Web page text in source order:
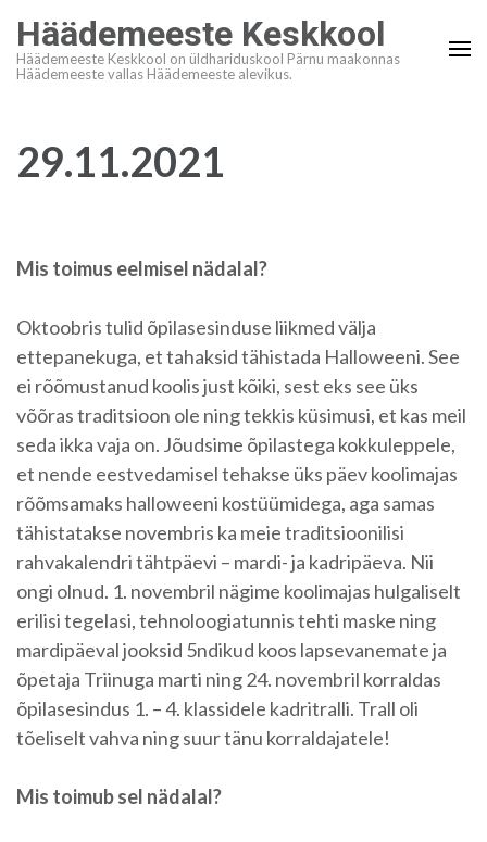
content
Häädemeeste Keskkool
Häädemeeste Keskkool on üldhariduskool Pärnu maakonnas
Häädemeeste vallas Häädemeeste alevikus.
29.11.2021
Mis toimus eelmisel nädalal?
Oktoobris tulid õpilasesinduse liikmed välja
ettepanekuga, et tahaksid tähistada Halloweeni. See
ei rõõmustanud koolis just kõiki, sest eks see üks
võõras traditsioon ole ning tekkis küsimusi, et kas meil
seda ikka vaja on. Jõudsime õpilastega kokkuleppele,
et nende eestvedamisel tehakse üks päev koolimajas
rõõmsamaks halloweeni kostüümidega, aga samas
tähistatakse novembris ka meie traditsioonilisi
rahvakalendri tähtpäevi – mardi- ja kadripäeva. Nii
ongi olnud. 1. novembril nägime koolimajas hulgaliselt
erilisi tegelasi, tehnoloogiatunnis tehti maske ning
mardipäeval jooksid 5ndikud koos lapsevanemate ja
õpetaja Triinuga marti ning 24. novembril korraldas
õpilasesindus 1. – 4. klassidele kadritralli. Trall oli
tõeliselt vahva ning suur tänu korraldajatele!
Mis toimub sel nädalal?